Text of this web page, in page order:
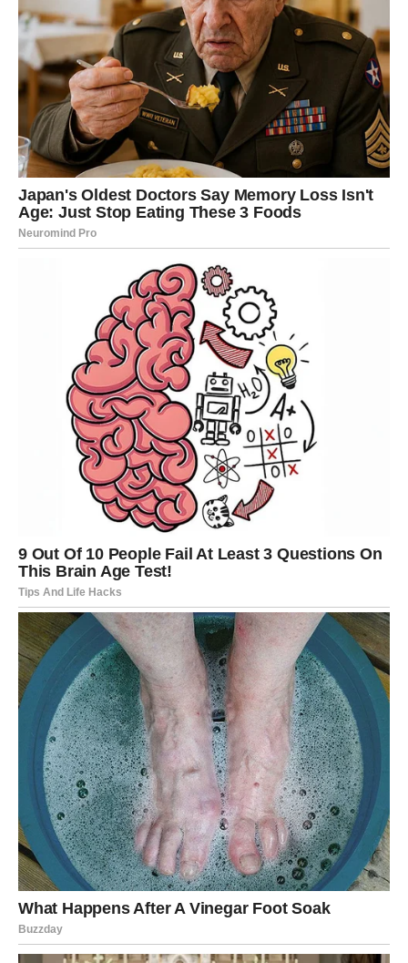
Bikovima se otvaraju vrata ogromne zarade! Mogući su
novi poslovni ugovori, unapređenja, privatni biznisi ili
saradnje koje će im doneti mnogo više novca nego što su
očekivali. Ono što je najvažnije jeste da će novac dolaziti
stabilno i postepeno rasti.
Jedan deo Bikova mogao bi dobiti priliku života preko
osobe koju poznaje dugo vremena. Možda će to biti
prijatelj, bivši kolega ili član porodice koji će ih spojiti sa
pravim ljudima. Sve ono što je delovalo nemoguće sada
Posebno su naglašeni:
dobici kroz privatni posao,
novac iz inostranstva,
nasledstvo ili rešavanje papirologije,
neočekivane premije i bonusi.
Bikovi će prvi put posle mnogo vremena moći da odahnu.
Neće više morati da broje svaki dinar i razmišljaju kako da
prežive mesec. Pred njima je period kada će sebi moći da
priušte stvari o kojima su dugo maštali.
Najlepše od svega jeste to što će mnogi Bikovi konačno
osetiti sigurnost. A upravo je sigurnost ono što ovom
znaku znači više od svega.
LAV – NOVAC STIŽE KAO
NIKADA PRE!
Lavovi ulaze u jedan od najjačih perioda kada je
finansijska sreća u pitanju! Njihova energija, harizma i
sposobnost da privuku pažnju sada će im doneti ogromnu
korist.
Mnogi Lavovi će dobiti priliku da zablistaju na poslu ili u
javnosti. Sve što budu radili biće primećeno i nagrađeno.